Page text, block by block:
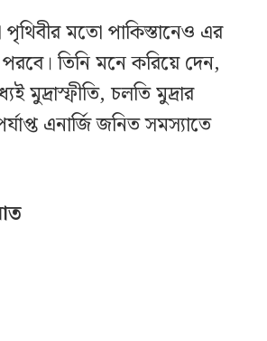
মতো পাকিস্তানেও এর
পরবে। তিনি মনে করিয়ে দেন,
মুদ্রাস্ফীতি, চলতি মুদ্রার
এনার্জি জনিত সমস্যাতে